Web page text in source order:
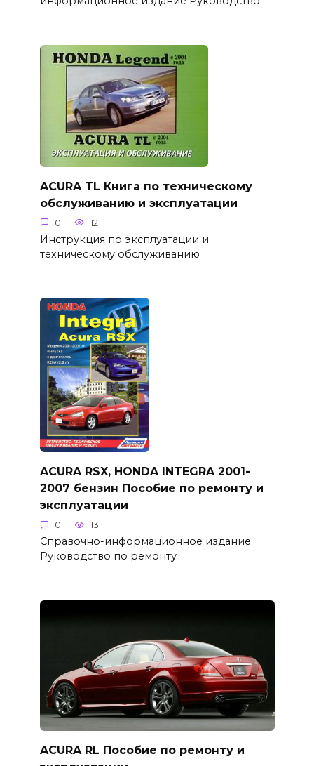
ACURA TL Книга по техническому
обслуживанию и эксплуатации
0 12
Инструкция по эксплуатации и
техническому обслуживанию
ACURA RSX, HONDA INTEGRA 2001-
2007 бензин Пособие по ремонту и
эксплуатации
0 13
Справочно-информационное издание
Руководство по ремонту
ACURA RL Пособие по ремонту и